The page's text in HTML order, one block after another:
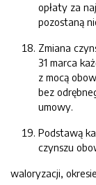
opłaty za
pozostaną
Zmiana
31 marca
z mocą
bez
umowy.
Podstawą
czynszu
waloryzacji,